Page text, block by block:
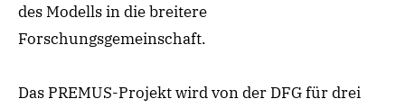
des Modells in die breitere
Forschungsgemeinschaft.
Das PREMUS-Projekt wird von der DFG für drei